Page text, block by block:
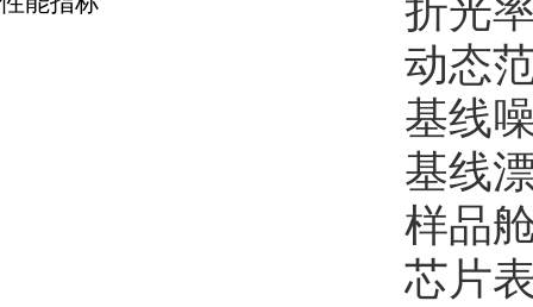
折光
动态
基线
基线
样品
芯片